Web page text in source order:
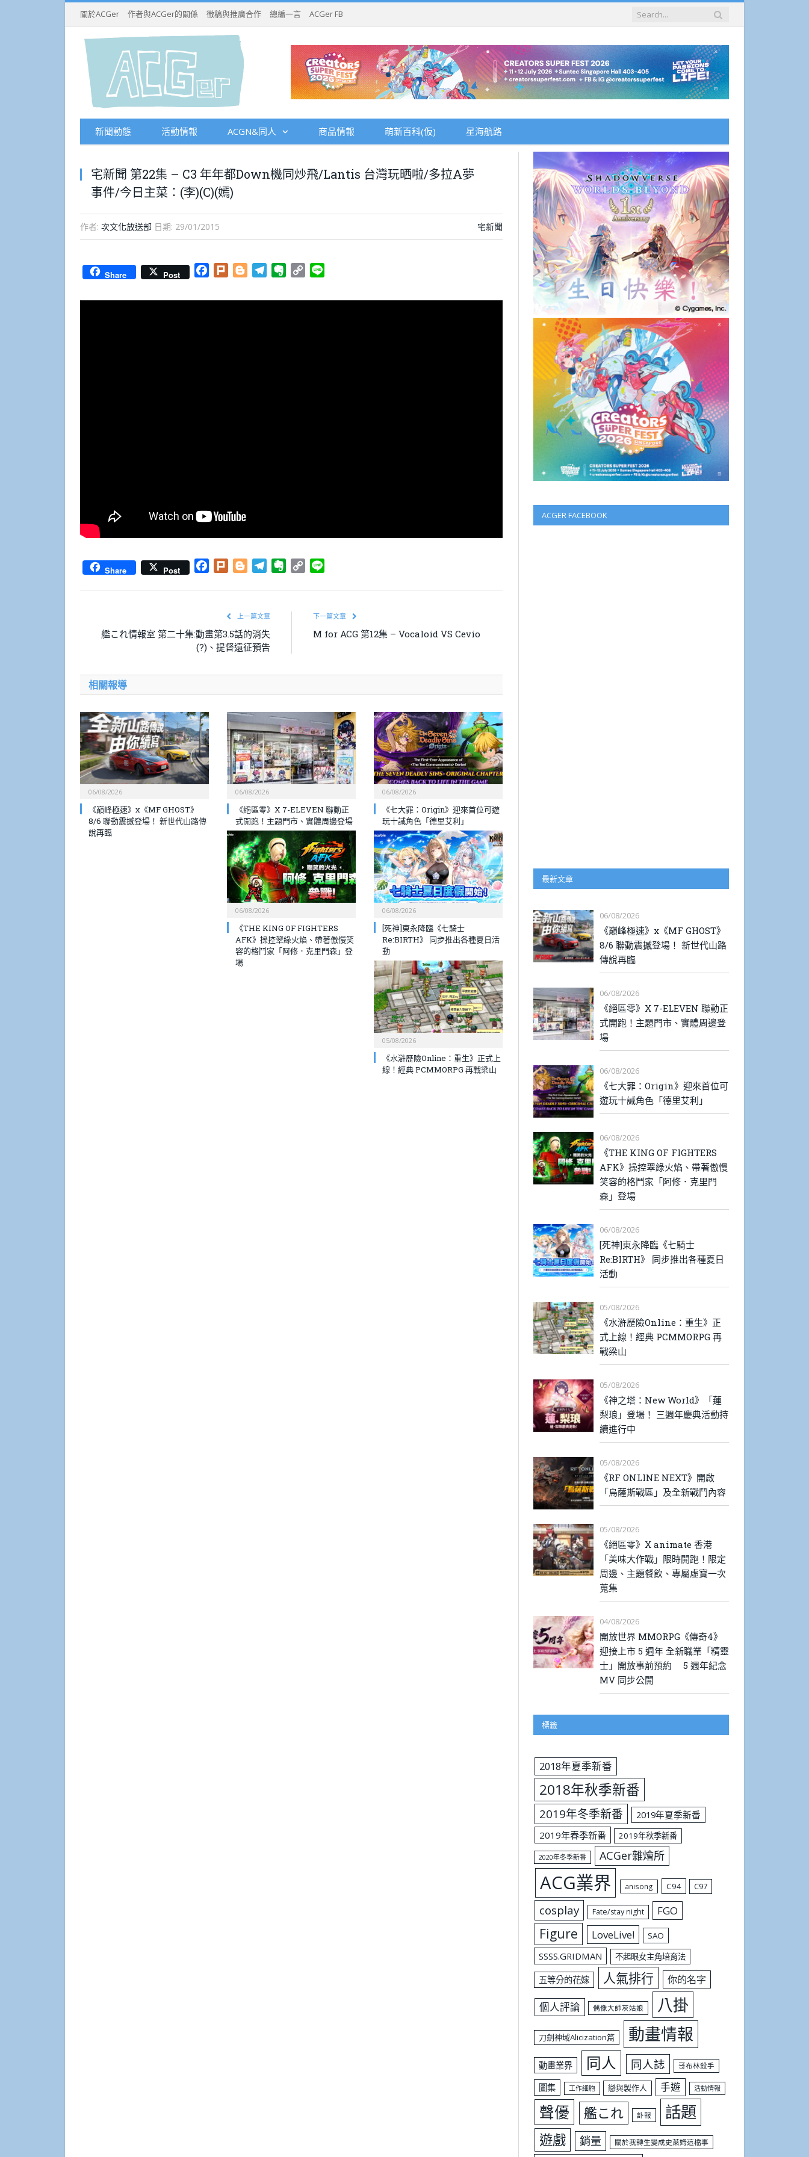
關於ACGer 作者與ACGer的關係 徵稿與推廣合作 總編一言 ACGer FB
新聞動態 活動情報 ACGN&同人 商品情報 萌新百科(仮) 星海航路
宅新聞 第22集 – C3 年年都Down機同炒飛/Lantis 台灣玩晒啦/多拉A夢
事件/今日主菜：(李)(C)(嫣)
作者: 次文化放送部 日期: 29/01/2015 宅新聞
Share Post Facebook
Plurk BloggerTelegramEvernote
Copy
Share Post Facebook
Plurk BloggerTelegramEvernote
Copy
上一篇文章
艦これ情報室 第二十集:動畫第3.5話的消失
(?)、提督遠征預告
下一篇文章
M for ACG 第12集 – Vocaloid VS Cevio
相關報導
06/08/2026
《巔峰極速》x《MF GHOST》
8/6 聯動震撼登場！ 新世代山路傳
說再臨
06/08/2026
《絕區零》X 7-ELEVEN 聯動正
式開跑！主題門市、實體周邊登場
06/08/2026
《七大罪：Origin》迎來首位可遊
玩十誡角色「德里艾利」
06/08/2026
《THE KING OF FIGHTERS
AFK》操控翠綠火焰、帶著傲慢笑
容的格鬥家「阿修．克里門森」登
場
06/08/2026
[死神]東永降臨《七騎士
Re:BIRTH》 同步推出各種夏日活
動
05/08/2026
《水滸歷險Online：重生》正式上
線！經典 PCMMORPG 再戰梁山
ACGER FACEBOOK
最新文章
06/08/2026
《巔峰極速》x《MF GHOST》
8/6 聯動震撼登場！ 新世代山路
傳說再臨
06/08/2026
《絕區零》X 7-ELEVEN 聯動正
式開跑！主題門市、實體周邊登
場
06/08/2026
《七大罪：Origin》迎來首位可
遊玩十誡角色「德里艾利」
06/08/2026
《THE KING OF FIGHTERS
AFK》操控翠綠火焰、帶著傲慢
笑容的格鬥家「阿修．克里門
森」登場
06/08/2026
[死神]東永降臨《七騎士
Re:BIRTH》 同步推出各種夏日
活動
05/08/2026
《水滸歷險Online：重生》正
式上線！經典 PCMMORPG 再
戰梁山
05/08/2026
《神之塔：New World》「蓮
梨琅」登場！ 三週年慶典活動持
續進行中
05/08/2026
《RF ONLINE NEXT》開啟
「烏薩斯戰區」及全新戰鬥內容
05/08/2026
《絕區零》X animate 香港
「美味大作戰」限時開跑！限定
周邊、主題餐飲、專屬虛寶一次
蒐集
04/08/2026
開放世界 MMORPG《傳奇4》
迎接上市 5 週年 全新職業「精靈
士」開放事前預約 5 週年紀念
MV 同步公開
標籤
2018年夏季新番
2018年秋季新番
2019年冬季新番
2019年夏季新番
2019年春季新番
2019年秋季新番
2020年冬季新番 ACGer雜燴所
ACG業界 anisong C94 C97
cosplay Fate/stay night FGO
Figure LoveLive! SAO
SSSS.GRIDMAN 不起眼女主角培育法
五等分的花嫁 人氣排行 你的名字
個人評論 偶像大師灰姑娘 八掛
刀劍神域Alicization篇 動畫情報
動畫業界 同人 同人誌 哥布林殺手
圖集 工作細胞 戀與製作人 手遊 活動情報
聲優 艦これ 訃報 話題
遊戲 銷量 關於我轉生變成史萊姆這檔事